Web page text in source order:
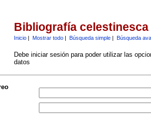
Bibliografía celestinesca
Inicio| Mostrar todo| Búsqueda simple| Búsqueda
Debe iniciar sesión para poder utilizar las
datos